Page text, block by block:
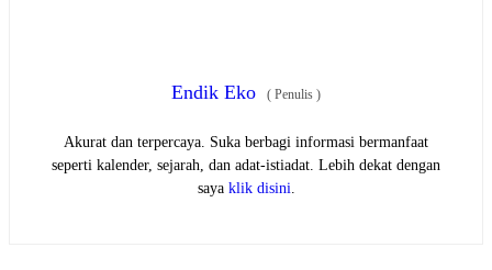
Endik Eko ( Penulis )
Akurat dan terpercaya. Suka berbagi informasi bermanfaat
seperti kalender, sejarah, dan adat-istiadat. Lebih dekat dengan
saya klik disini